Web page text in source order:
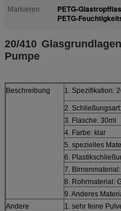
Markieren:
PETG-
PETG-
20/410
Pumpe
Beschreibung 1. Spezifikation:
2.
3. Flasche: 30ml
4. Farbe: klar
5. spezielles
6.
7.
8. Rohrmaterial:
9. Anderes
Andere
1. sehr feine